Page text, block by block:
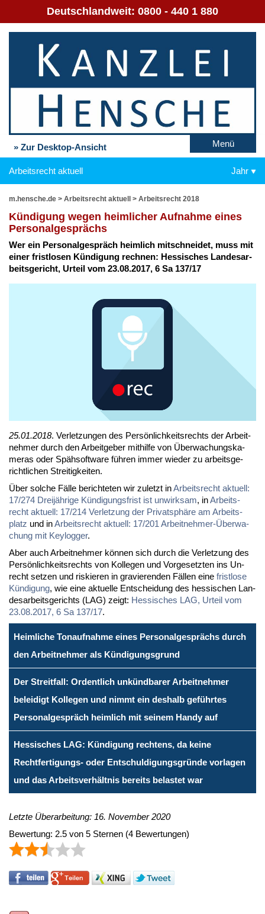
Deutschlandweit: 0800 - 440 1 880
» Zur Desktop-Ansicht Menü
Arbeitsrecht aktuell Jahr
m.hensche.de > Arbeitsrecht aktuell > Arbeitsrecht 2018
Kün­di­gung we­gen heim­li­cher Auf­nah­me ei­nes
Per­so­nal­ge­sprächs
Wer ein Per­so­nal­ge­spräch heim­lich mit­schnei­det, muss mit
ei­ner frist­lo­sen Kün­di­gung rech­nen: Hes­si­sches Lan­des­ar­
beits­ge­richt, Ur­teil vom 23.08.2017, 6 Sa 137/17
25.01.2018. Ver­let­zun­gen des Per­sön­lich­keits­rechts der Ar­beit­
neh­mer durch den Ar­beit­ge­ber mit­hil­fe von Über­wa­chungs­ka­
me­ras oder Späh­soft­ware füh­ren im­mer wie­der zu ar­beits­ge­
richt­li­chen Strei­tig­kei­ten.
Über sol­che Fäl­le be­rich­te­ten wir zu­letzt inAr­beits­recht ak­tu­ell:
17/274 Drei­jäh­ri­ge Kün­di­gungs­frist ist un­wirk­sam, inAr­beits­
recht ak­tu­ell: 17/214 Ver­let­zung der Pri­vat­sphä­re am Ar­beits­
platz und inAr­beits­recht ak­tu­ell: 17/201 Ar­beit­neh­mer-Über­wa­
chung mit Key­log­ger.
Aber auch Ar­beit­neh­mer kön­nen sich durch die Ver­let­zung des
Per­sön­lich­keits­rechts von Kol­le­gen und Vor­ge­setz­ten ins Un­
recht set­zen und ris­kie­ren in gra­vie­ren­den Fäl­len ei­ne frist­lo­se
Kün­di­gung, wie ei­ne ak­tu­el­le Ent­schei­dung des hes­si­schen Lan­
des­ar­beits­ge­richts (LAG) zeigt: Hes­si­sches LAG, Ur­teil vom
23.08.2017, 6 Sa 137/17.
Heimliche Tonaufnahme eines Personalgesprächs durch
den Arbeitnehmer als Kündigungsgrund
Der Streitfall: Ordentlich unkündbarer Arbeitnehmer
beleidigt Kollegen und nimmt ein deshalb geführtes
Personalgespräch heimlich mit seinem Handy auf
Hessisches LAG: Kündigung rechtens, da keine
Rechtfertigungs- oder Entschuldigungsgründe vorlagen
und das Arbeitsverhältnis bereits belastet war
Letzte Überarbeitung: 16. November 2020
Bewertung: 2.5 von 5 Sternen (4 Bewertungen)